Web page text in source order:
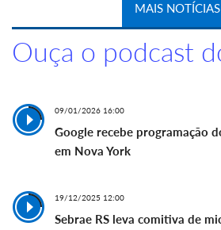
MAIS NOTÍCIAS
Ouça o podcast
09/01/2026 16:00
Google recebe programação
em Nova York
19/12/2025 12:00
Sebrae RS leva comitiva de